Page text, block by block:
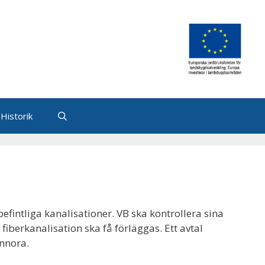
Historik
kanalisationer. VB ska kontrollera sina
ska få förläggas. Ett avtal